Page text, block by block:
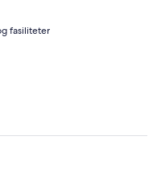
fasiliteter